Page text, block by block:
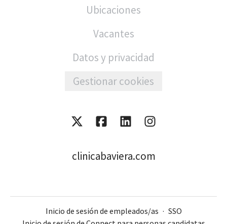
Ubicaciones
Vacantes
Datos y privacidad
Gestionar cookies
clinicabaviera.com
Inicio de sesión de empleados/as · SSO